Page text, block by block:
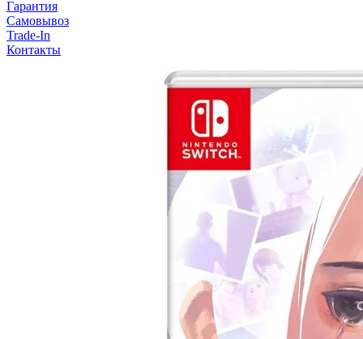
Гарантия
Самовывоз
Trade-In
Контакты